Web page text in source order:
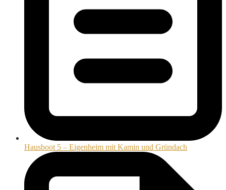
Hausboot 5 – Eigenheim mit Kamin und Gründach